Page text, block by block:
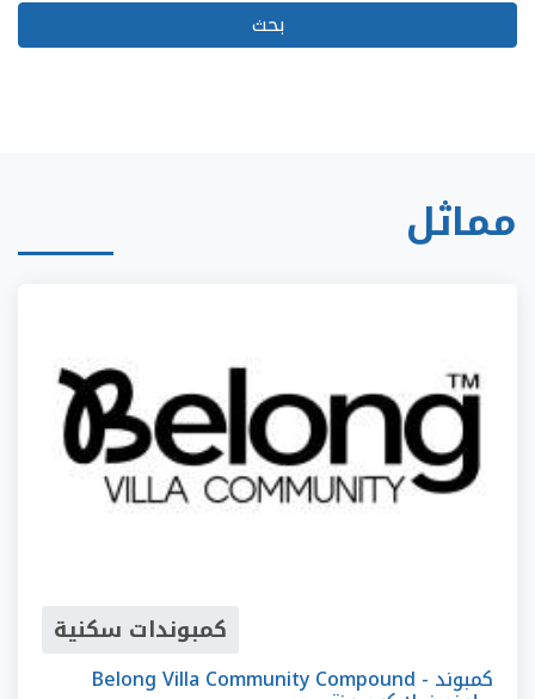
مماثل
كمبوندات سكنية
Belong Villa Community Compound - كمبوند